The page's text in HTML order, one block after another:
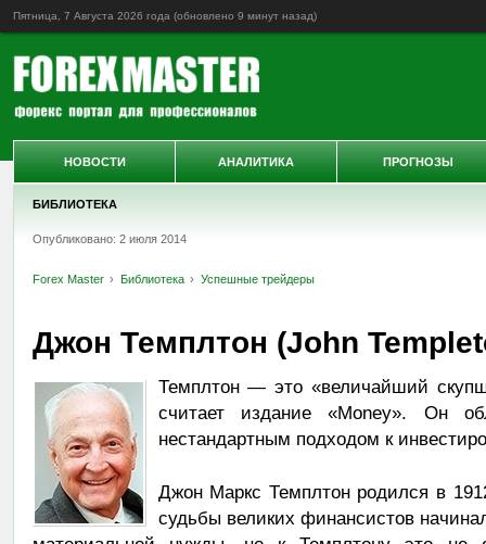
Пятница, 7 Августа 2026 года (обновлено 9 минут назад)
БИБЛИОТЕКА
Опубликовано: 2 июля 2014
Forex Master Библиотека Успешные трейдеры
Джон Темплтон (John
Темплтон — это «величайший
считает издание «Money». Он
нестандартным подходом к
Джон Маркс Темплтон родился в
судьбы великих финансистов
НОВОСТИ АНАЛИТИКА ПРОГНОЗЫ